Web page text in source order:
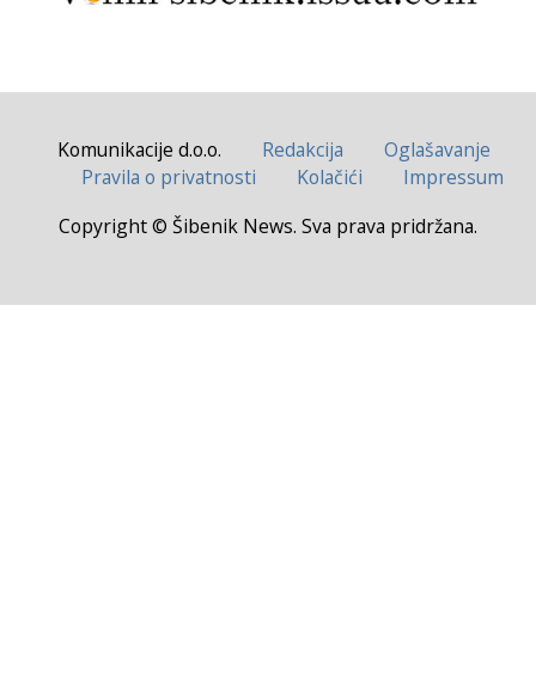
Komunikacije d.o.o. Redakcija
Oglašavanje
Pravila o privatnosti
Kolačići
Impressum
Copyright © Šibenik News. Sva prava pridržana.